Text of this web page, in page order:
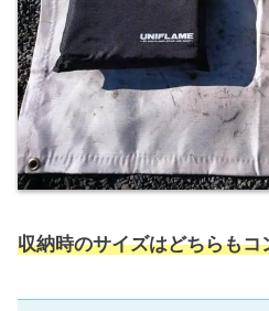
収納時のサイズはどちらもコ